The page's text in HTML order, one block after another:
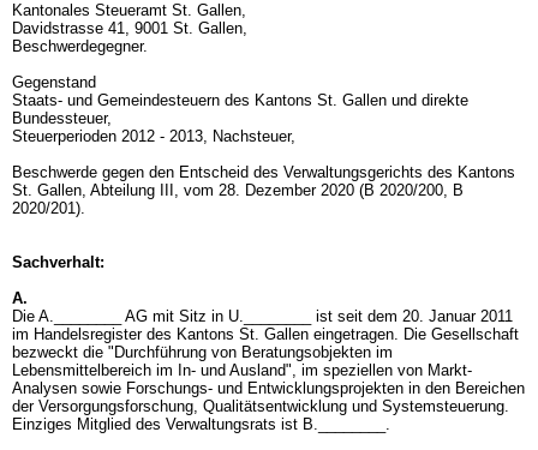
Kantonales Steueramt St. Gallen,
Davidstrasse 41, 9001 St. Gallen,
Beschwerdegegner.
Gegenstand
Staats- und Gemeindesteuern des Kantons St. Gallen und direkte
Bundessteuer,
Steuerperioden 2012 - 2013, Nachsteuer,
Beschwerde gegen den Entscheid des Verwaltungsgerichts des Kantons
St. Gallen, Abteilung III, vom 28. Dezember 2020 (B 2020/200, B
2020/201).
Sachverhalt:
A.
Die A.________ AG mit Sitz in U.________ ist seit dem 20. Januar 2011
im Handelsregister des Kantons St. Gallen eingetragen. Die Gesellschaft
bezweckt die "Durchführung von Beratungsobjekten im
Lebensmittelbereich im In- und Ausland", im speziellen von Markt-
Analysen sowie Forschungs- und Entwicklungsprojekten in den Bereichen
der Versorgungsforschung, Qualitätsentwicklung und Systemsteuerung.
Einziges Mitglied des Verwaltungsrats ist B.________.